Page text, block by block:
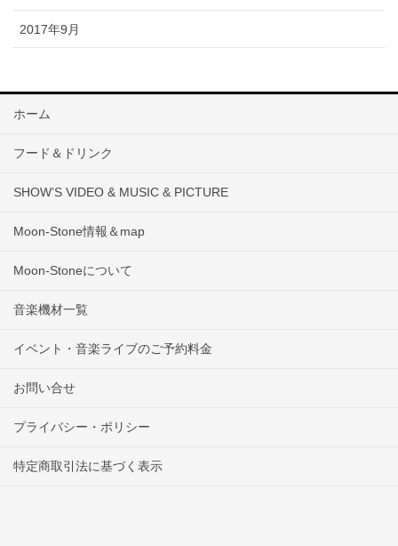
2017年9月
ホーム
フード＆ドリンク
SHOW’S VIDEO & MUSIC & PICTURE
Moon-Stone情報＆map
Moon-Stoneについて
音楽機材一覧
イベント・音楽ライブのご予約料金
お問い合せ
プライバシー・ポリシー
特定商取引法に基づく表示